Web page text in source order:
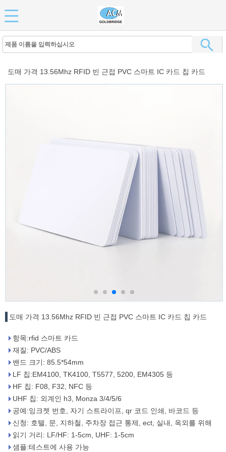
도매 가격 13.56Mhz RFID 빈 근접 PVC 스마트 IC 카드 칩 카드
도매 가격 13.56Mhz RFID 빈 근접 PVC 스마트 IC 카드 칩 카드
항목:rfid 스마트 카드
재질: PVC/ABS
밴드 크기: 85.5*54mm
LF 칩:EM4100, TK4100, T5577, 5200, EM4305 등
HF 칩: F08, F32, NFC 등
UHF 칩: 외계인 h3, Monza 3/4/5/6
공예:잉크젯 번호, 자기 스트라이프, qr 코드 인쇄, 바코드 등
신청: 호텔, 문, 지하철, 주차장 접근 통제, ect, 실내, 옥외를 위해
읽기 거리: LF/HF: 1-5cm, UHF: 1-5cm
샘플:테스트에 사용 가능